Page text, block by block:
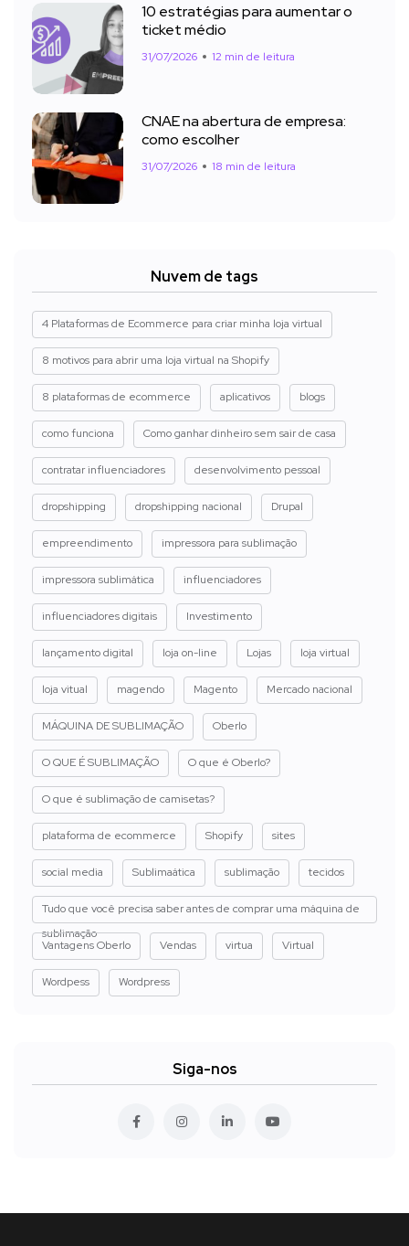
10 estratégias para aumentar o
ticket médio
31/07/2026 12 min de leitura
CNAE na abertura de empresa:
como escolher
31/07/2026 18 min de leitura
Nuvem de tags
4 Plataformas de Ecommerce para criar minha loja virtual
8 motivos para abrir uma loja virtual na Shopify
8 plataformas de ecommerce aplicativos blogs
como funciona Como ganhar dinheiro sem sair de casa
contratar influenciadores desenvolvimento pessoal
dropshipping dropshipping nacional Drupal
empreendimento impressora para sublimação
impressora sublimática influenciadores
influenciadores digitais Investimento
lançamento digital loja on-line Lojas loja virtual
loja vitual magendo Magento Mercado nacional
MÁQUINA DE SUBLIMAÇÃO Oberlo
O QUE É SUBLIMAÇÃO O que é Oberlo?
O que é sublimação de camisetas?
plataforma de ecommerce Shopify sites
social media Sublimaática sublimação tecidos
Tudo que você precisa saber antes de comprar uma máquina de
sublimação
Vantagens Oberlo
Vendas virtua Virtual
Wordpess Wordpress
Siga-nos